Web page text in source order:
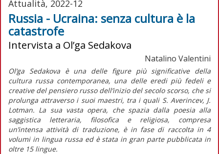
Attualità, 2022-12
Russia - Ucraina: senza cultura è la
catastrofe
Intervista a Ol’ga Sedakova
Natalino Valentini
Ol’ga Sedakova è una delle figure più significative della
cultura russa contemporanea, una delle eredi più fedeli e
creative del pensiero russo dell’inizio del secolo scorso, che si
prolunga attraverso i suoi maestri, tra i quali S. Averincev, J.
Lotman. La sua vasta opera, che spazia dalla poesia alla
saggistica letteraria, filosofica e religiosa, compresa
un’intensa attività di traduzione, è in fase di raccolta in 4
volumi in lingua russa ed è stata in gran parte pubblicata in
oltre 15 lingue.